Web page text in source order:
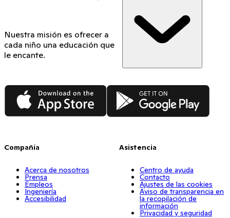
Nuestra misión es ofrecer a
cada niño una educación que
le encante.
App Store Google Play
Compañía
Acerca de nosotros
Prensa
Empleos
Ingeniería
Accesibilidad
Asistencia
Centro de ayuda
Contacto
Ajustes de las cookies
Aviso de transparencia en
la recopilación de
información
Privacidad y seguridad